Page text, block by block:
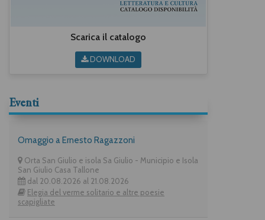
Scarica il catalogo
DOWNLOAD
Eventi
Omaggio a Ernesto Ragazzoni
Orta San Giulio e isola Sa Giulio - Municipio e Isola
San Giulio Casa Tallone
dal 20.08.2026 al 21.08.2026
Elegia del verme solitario e altre poesie
scapigliate